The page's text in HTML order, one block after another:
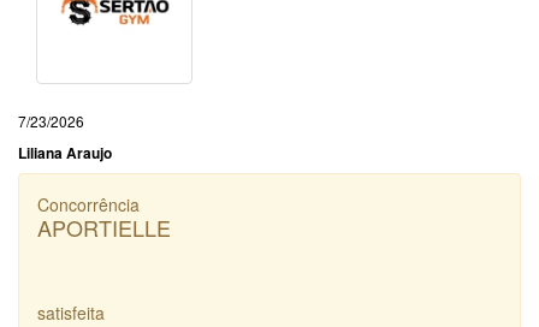
7/23/2026
Liliana Araujo
Concorrência
APORTIELLE
satisfeita